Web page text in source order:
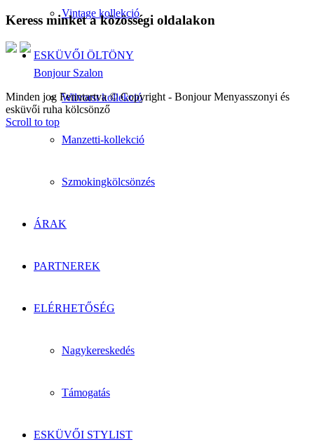
Vintage kollekció
ESKÜVŐI ÖLTÖNY
Wilvorst kollekció
Manzetti-kollekció
Szmokingkölcsönzés
ÁRAK
PARTNEREK
ELÉRHETŐSÉG
Nagykereskedés
Támogatás
ESKÜVŐI STYLIST
Keress minket a közösségi oldalakon
Bonjour Szalon
Minden jog Fenntartva © Copyright - Bonjour Menyasszonyi és
esküvői ruha kölcsönző
Scroll to top